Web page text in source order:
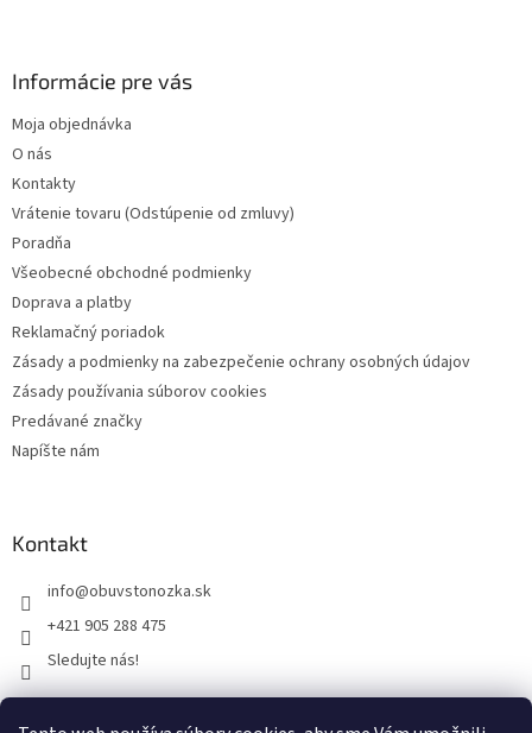
Informácie pre vás
Moja objednávka
O nás
Kontakty
Vrátenie tovaru (Odstúpenie od zmluvy)
Poradňa
Všeobecné obchodné podmienky
Doprava a platby
Reklamačný poriadok
Zásady a podmienky na zabezpečenie ochrany osobných údajov
Zásady používania súborov cookies
Predávané značky
Napíšte nám
Kontakt
info@obuvstonozka.sk
+421 905 288 475
Sledujte nás!